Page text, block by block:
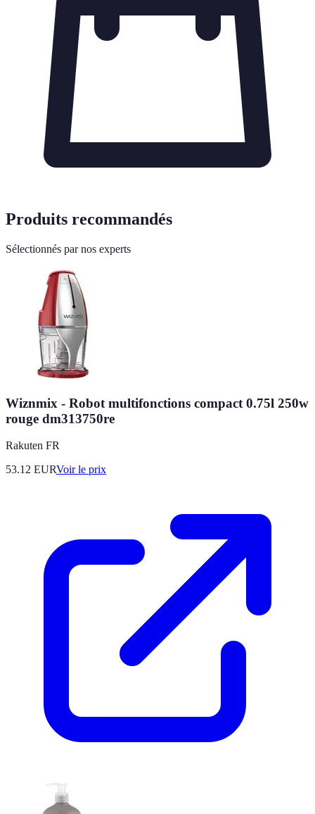
Produits recommandés
Sélectionnés par nos experts
Wiznmix - Robot multifonctions compact 0.75l 250w
rouge dm313750re
Rakuten FR
53.12 EURVoir le prix